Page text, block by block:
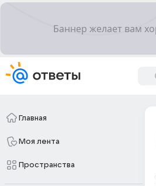
Главная
Моя лента
Пространства